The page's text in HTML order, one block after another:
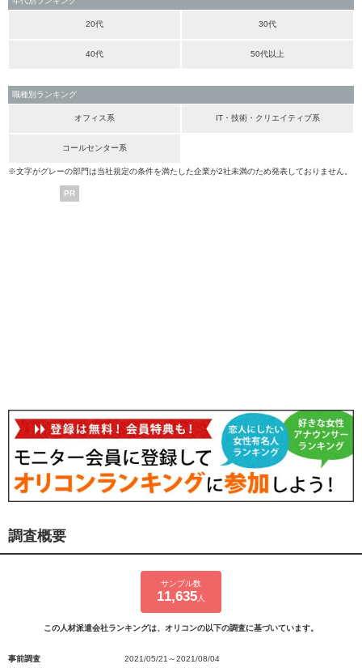
20代 30代
40代 50代以上
職種別ランキング
オフィス系 IT・技術・クリエイティブ系
コールセンター系
※文字がグレーの部門は当社規定の条件を満たした企業が2社未満のため発表しておりません。
PR
調査概要
サンプル数
11,635 人
この人材派遣会社ランキングは、オリコンの以下の調査に基づいています。
事前調査
2021/05/21～2021/08/04